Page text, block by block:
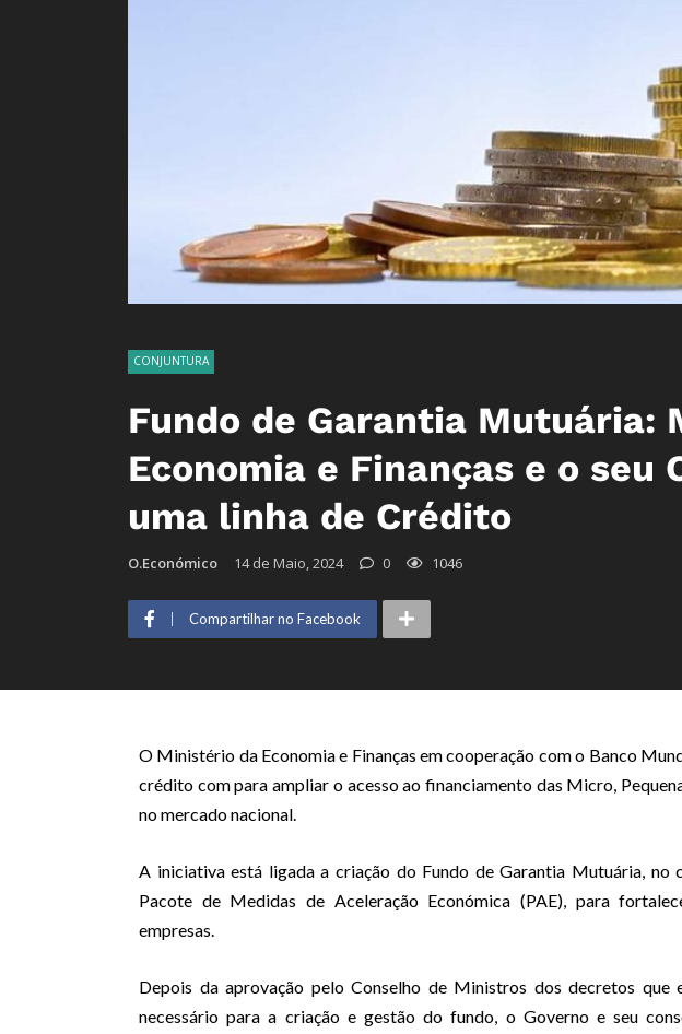
CONJUNTURA
Fundo de Garantia Mutuária:
Economia e Finanças e o seu
uma linha de Crédito
O.Económico 14 de Maio, 2024 0 1046
Compartilhar no Facebook
O Ministério da Economia e Finanças em cooperação com o Banco
crédito com para ampliar o acesso ao financiamento das Micro,
no mercado nacional.
A iniciativa está ligada a criação do Fundo de Garantia Mutuária, no
Pacote de Medidas de Aceleração Económica (PAE), para
empresas.
Depois da aprovação pelo Conselho de Ministros dos decretos que
necessário para a criação e gestão do fundo, o Governo e seu